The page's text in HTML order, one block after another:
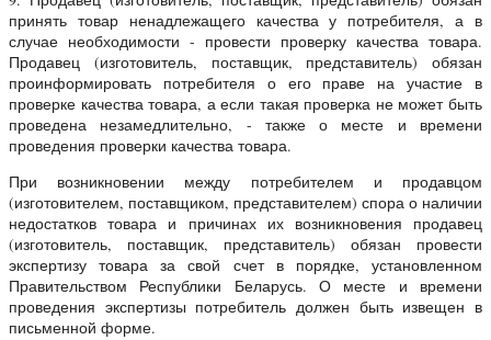
принять товар ненадлежащего качества у потребителя, а в
случае необходимости - провести проверку качества товара.
Продавец (изготовитель, поставщик, представитель) обязан
проинформировать потребителя о его праве на участие в
проверке качества товара, а если такая проверка не может быть
проведена незамедлительно, - также о месте и времени
проведения проверки качества товара.
При возникновении между потребителем и продавцом
(изготовителем, поставщиком, представителем) спора о наличии
недостатков товара и причинах их возникновения продавец
(изготовитель, поставщик, представитель) обязан провести
экспертизу товара за свой счет в порядке, установленном
Правительством Республики Беларусь. О месте и времени
проведения экспертизы потребитель должен быть извещен в
письменной форме.